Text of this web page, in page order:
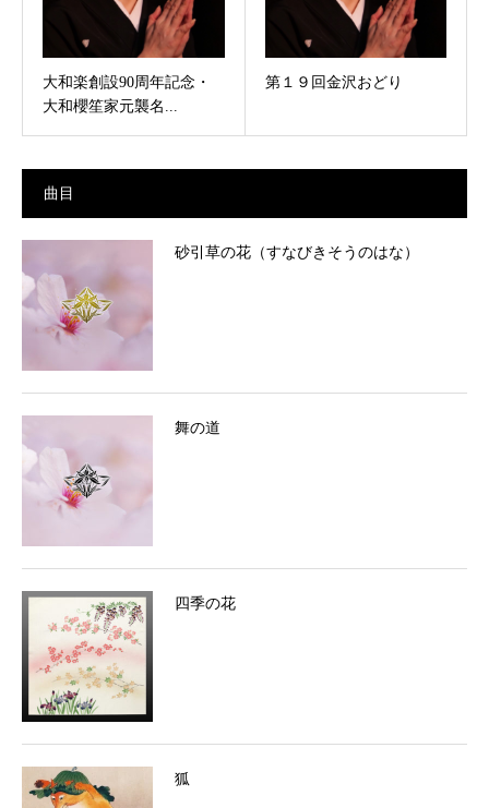
大和楽創設90周年記念・
大和櫻笙家元襲名...
第１９回金沢おどり
曲目
砂引草の花（すなびきそうのはな）
舞の道
四季の花
狐